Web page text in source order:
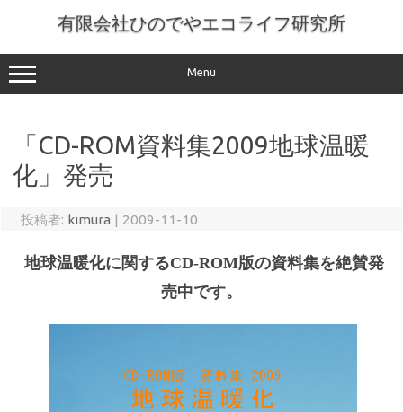
へ
ス
有限会社ひのでやエコライフ研究所
Menu
「CD-ROM資料集2009地球温暖
化」発売
投稿者: kimura | 2009-11-10
地球温暖化に関するCD-ROM版の資料集を絶賛発
売中です。